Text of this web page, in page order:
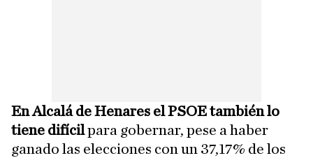
En Alcalá de Henares el PSOE también lo
tiene difícilpara gobernar, pese a haber
ganado las elecciones con un 37,17% de los